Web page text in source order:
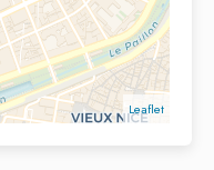
Leaflet